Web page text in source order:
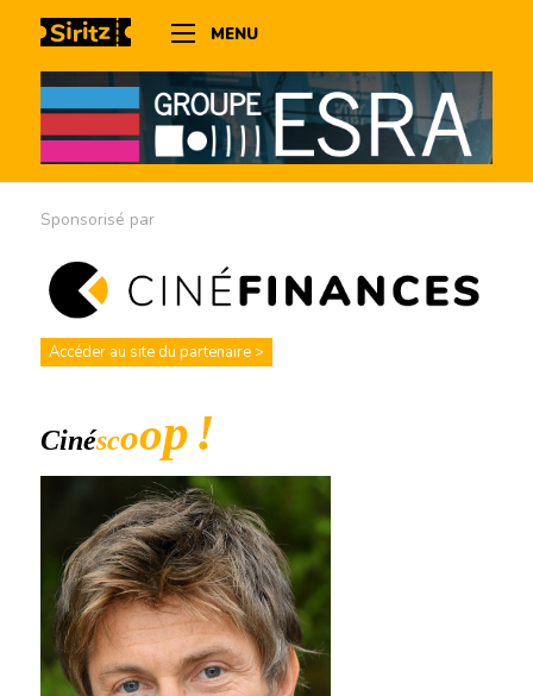
MENU
Sponsorisé par
Accéder au site du partenaire >